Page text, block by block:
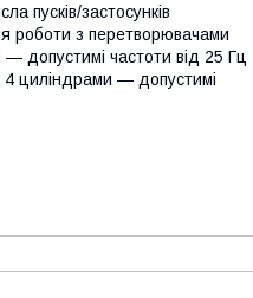
пусків/застосунків
роботи з перетворювачами
допустимі частоти від 25 Гц
4 циліндрами — допустимі